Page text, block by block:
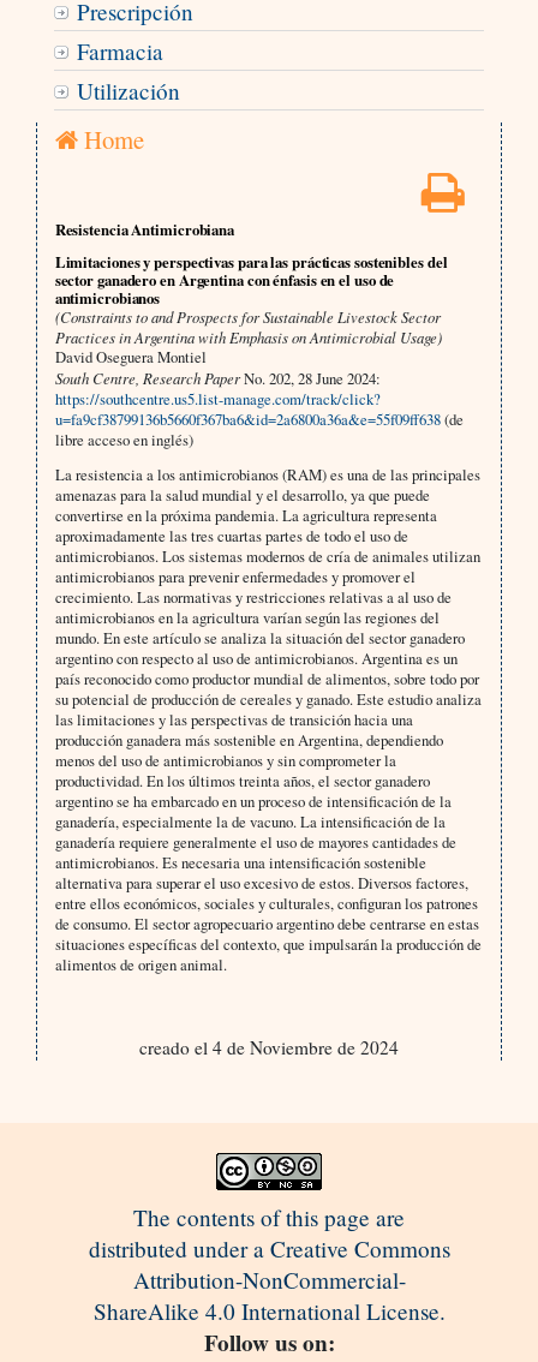
Prescripción
Farmacia
Utilización
Home
Resistencia Antimicrobiana
Limitaciones y perspectivas para las prácticas sostenibles del
sector ganadero en Argentina con énfasis en el uso de
antimicrobianos
(Constraints to and Prospects for Sustainable Livestock Sector
Practices in Argentina with Emphasis on Antimicrobial Usage)
David Oseguera Montiel
South Centre, Research PaperNo. 202, 28 June 2024:
https://southcentre.us5.list-manage.com/track/click?
u=fa9cf38799136b5660f367ba6&id=2a6800a36a&e=55f09ff638(de
libre acceso en inglés)
La resistencia a los antimicrobianos (RAM) es una de las principales
amenazas para la salud mundial y el desarrollo, ya que puede
convertirse en la próxima pandemia. La agricultura representa
aproximadamente las tres cuartas partes de todo el uso de
antimicrobianos. Los sistemas modernos de cría de animales utilizan
antimicrobianos para prevenir enfermedades y promover el
crecimiento. Las normativas y restricciones relativas a al uso de
antimicrobianos en la agricultura varían según las regiones del
mundo. En este artículo se analiza la situación del sector ganadero
argentino con respecto al uso de antimicrobianos. Argentina es un
país reconocido como productor mundial de alimentos, sobre todo por
su potencial de producción de cereales y ganado. Este estudio analiza
las limitaciones y las perspectivas de transición hacia una
producción ganadera más sostenible en Argentina, dependiendo
menos del uso de antimicrobianos y sin comprometer la
productividad. En los últimos treinta años, el sector ganadero
argentino se ha embarcado en un proceso de intensificación de la
ganadería, especialmente la de vacuno. La intensificación de la
ganadería requiere generalmente el uso de mayores cantidades de
antimicrobianos. Es necesaria una intensificación sostenible
alternativa para superar el uso excesivo de estos. Diversos factores,
entre ellos económicos, sociales y culturales, configuran los patrones
de consumo. El sector agropecuario argentino debe centrarse en estas
situaciones específicas del contexto, que impulsarán la producción de
alimentos de origen animal.
creado el 4 de Noviembre de 2024
The contents of this page are
distributed under a Creative Commons
Attribution-NonCommercial-
ShareAlike 4.0 International License.
Follow us on: